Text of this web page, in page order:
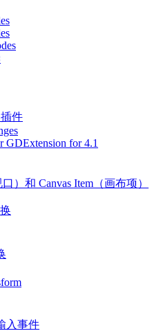
件
GDExtension for 4.1
）和 Canvas Item（画布项）
入事件